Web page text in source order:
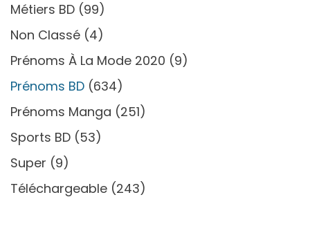
Métiers BD (99)
Non Classé (4)
Prénoms À La Mode 2020 (9)
Prénoms BD (634)
Prénoms Manga (251)
Sports BD (53)
Super (9)
Téléchargeable (243)